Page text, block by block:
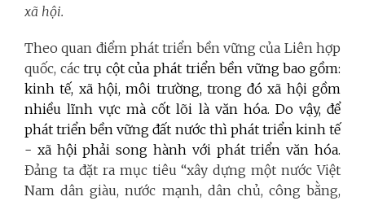
xã hội.
Theo quan điểm phát triển bền vững của Liên hợp
quốc, cáctrụ cột của phát triển bền vững bao gồm:
kinh tế, xã hội, môi trường, trong đó xã hội gồm
nhiều lĩnh vực mà cốt lõi là văn hóa. Do vậy, để
phát triển bền vững đất nước thì phát triển kinh tế
- xã hội phải song hành với phát triển văn hóa.
Đảng ta đặt ra mục tiêu “xây dựng một nước Việt
Nam dân giàu, nước mạnh, dân chủ, công bằng,